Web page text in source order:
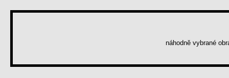
náhodně vybrané